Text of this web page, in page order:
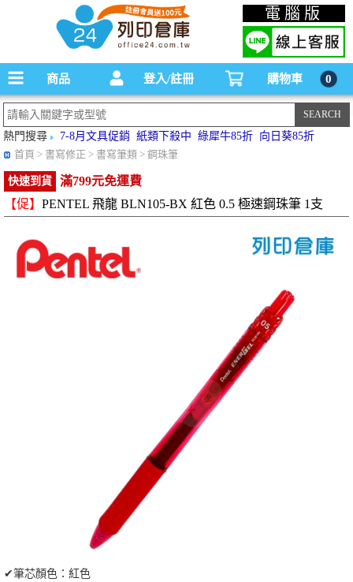
碳粉匣，墨水匣,原廠碳粉匣，副廠碳粉匣，環保碳粉匣,連續供墨印表機-office24列印
倉庫線上購物手機版
電腦版
商品 登入/註冊 購物車 0
熱門搜尋 7-8月文具促銷 紙類下殺中 綠犀牛85折 向日葵85折
首頁 > 書寫修正 > 書寫筆類 > 鋼珠筆
快速到貨
滿799元免運費
【促】 PENTEL 飛龍 BLN105-BX 紅色 0.5 極速鋼珠筆 1支
✔筆芯顏色：紅色